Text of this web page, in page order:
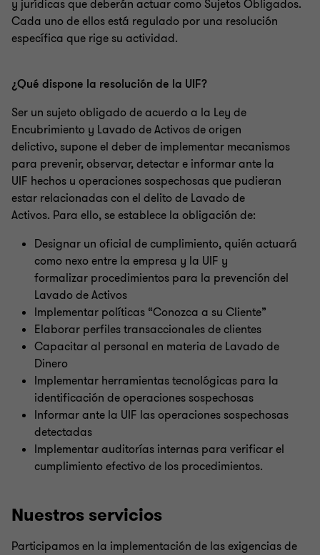
y jurídicas que deberán actuar como Sujetos Obligados.
Cada uno de ellos está regulado por una resolución
específica que rige su actividad.
¿Qué dispone la resolución de la UIF?
Ser un sujeto obligado de acuerdo a la Ley de
Encubrimiento y Lavado de Activos de origen
delictivo, supone el deber de implementar mecanismos
para prevenir, observar, detectar e informar ante la
UIF hechos u operaciones sospechosas que pudieran
estar relacionadas con el delito de Lavado de
Activos. Para ello, se establece la obligación de:
Designar un oficial de cumplimiento, quién actuará
como nexo entre la empresa y la UIF y
formalizar procedimientos para la prevención del
Lavado de Activos
Implementar políticas “Conozca a su Cliente”
Elaborar perfiles transaccionales de clientes
Capacitar al personal en materia de Lavado de
Dinero
Implementar herramientas tecnológicas para la
identificación de operaciones sospechosas
Informar ante la UIF las operaciones sospechosas
detectadas
Implementar auditorías internas para verificar el
cumplimiento efectivo de los procedimientos.
Nuestros servicios
Participamos en la implementación de las exigencias de